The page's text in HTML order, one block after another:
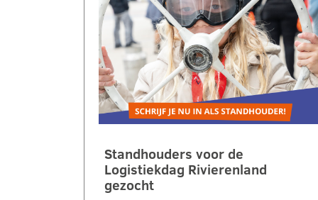
Standhouders voor de
Logistiekdag Rivierenland
gezocht